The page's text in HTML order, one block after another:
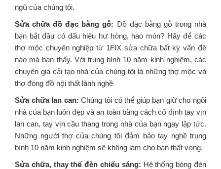
ngũ của chúng tôi.
Sửa chữa đồ đạc bằng gỗ: Đồ đạc bằng gỗ trong nhà
bạn bắt đầu có dấu hiệu hư hỏng, hao mòn? Hãy để các
thợ mộc chuyên nghiệp từ 1FIX sửa chữa bất kỳ vấn đề
nào mà bạn thấy. Với trung bình 10 năm kinh nghiệm, các
chuyên gia cải tạo nhà của chúng tôi là những thợ mộc và
thợ đóng đồ nội thất lành nghề
Sửa chữa lan can: Chúng tôi có thể giúp bạn giữ cho ngôi
nhà của bạn luôn đẹp và an toàn bằng cách cố định tay vịn
lan can, tay vịn cầu thang trong nhà của bạn ngay lập tức.
Những người thợ của chúng tôi đảm bảo tay nghề trung
bình 10 năm kinh nghiệm sẽ không làm cho bạn thất vọng.
Sửa chữa, thay thế đèn chiếu sáng: Hệ thống bóng đèn